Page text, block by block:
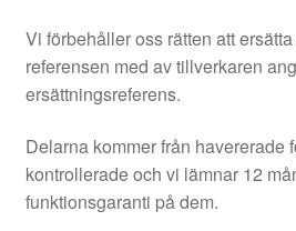
Vi förbehåller oss rätten att
referensen med av tillverkaren
ersättningsreferens.
Delarna kommer från havererade
kontrollerade och vi lämnar 12
funktionsgaranti på dem.